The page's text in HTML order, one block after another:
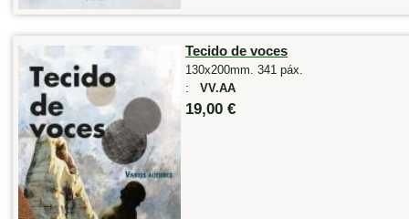
Tecido de voces
130x200mm. 341 páx.
: VV.AA
19,00 €